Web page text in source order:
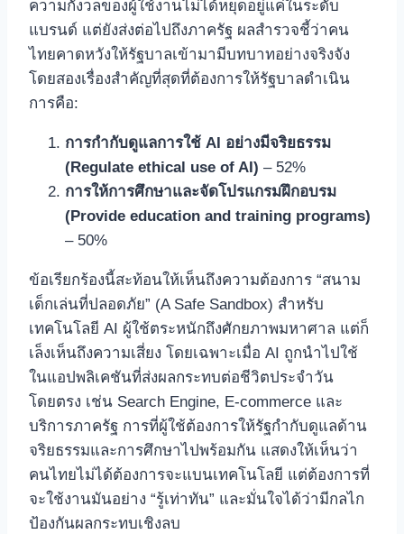
ความกังวลของผู้ใช้งานไม่ได้หยุดอยู่แค่ในระดับ
แบรนด์ แต่ยังส่งต่อไปถึงภาครัฐ ผลสำรวจชี้ว่าคน
ไทยคาดหวังให้รัฐบาลเข้ามามีบทบาทอย่างจริงจัง
โดยสองเรื่องสำคัญที่สุดที่ต้องการให้รัฐบาลดำเนิน
การคือ:
การกำกับดูแลการใช้ AI อย่างมีจริยธรรม
(Regulate ethical use of AI) – 52%
การให้การศึกษาและจัดโปรแกรมฝึกอบรม
(Provide education and training programs)
– 50%
ข้อเรียกร้องนี้สะท้อนให้เห็นถึงความต้องการ “สนาม
เด็กเล่นที่ปลอดภัย” (A Safe Sandbox) สำหรับ
เทคโนโลยี AI ผู้ใช้ตระหนักถึงศักยภาพมหาศาล แต่ก็
เล็งเห็นถึงความเสี่ยง โดยเฉพาะเมื่อ AI ถูกนำไปใช้
ในแอปพลิเคชันที่ส่งผลกระทบต่อชีวิตประจำวัน
โดยตรง เช่น Search Engine, E-commerce และ
บริการภาครัฐ การที่ผู้ใช้ต้องการให้รัฐกำกับดูแลด้าน
จริยธรรมและการศึกษาไปพร้อมกัน แสดงให้เห็นว่า
คนไทยไม่ได้ต้องการจะแบนเทคโนโลยี แต่ต้องการที่
จะใช้งานมันอย่าง “รู้เท่าทัน” และมั่นใจได้ว่ามีกลไก
ป้องกันผลกระทบเชิงลบ